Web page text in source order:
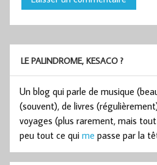
LE PALINDROME, KESACO ?
Un blog qui parle de musique
(souvent), de livres
voyages (plus rarement, mais
peu tout ce qui me passe par la